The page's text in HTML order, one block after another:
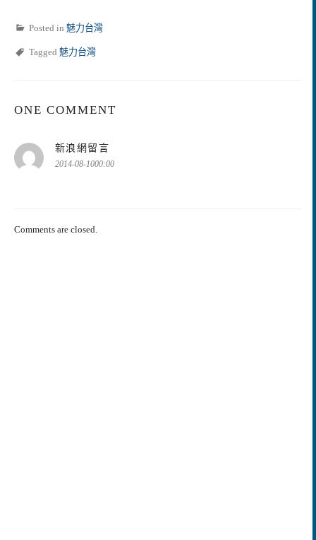
Posted in 魅力台灣
Tagged 魅力台灣
ONE COMMENT
新浪網留言
示:
2014-08-1000:00
Comments are closed.